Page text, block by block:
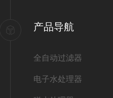
产品导航
全自动过滤器
电子水处理器